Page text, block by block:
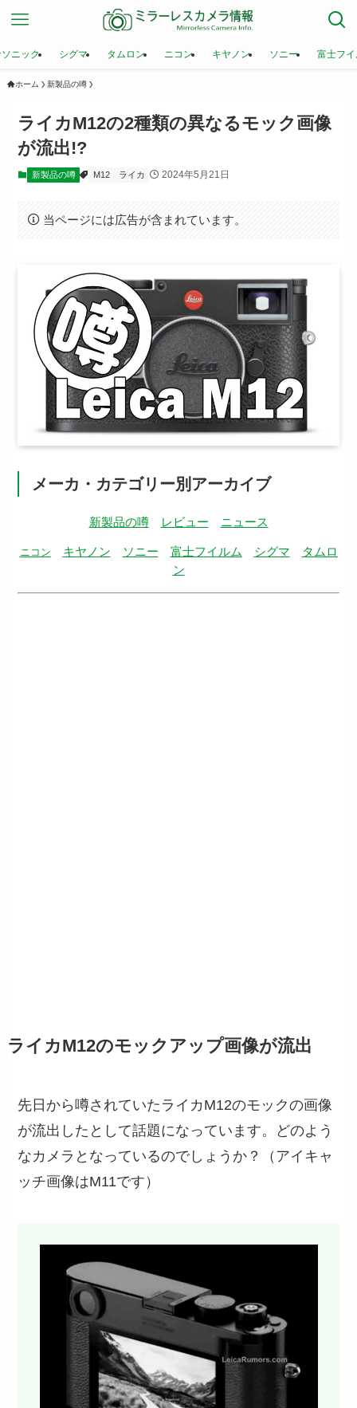
ニック シグマ タムロン ニコン キヤノン ソニー 富士フ
ホーム 新製品の噂
ライカM12の2種類の異なるモック画像
が流出!?
新製品の噂 M12 ライカ 2024年5月21日
当ページには広告が含まれています。
メーカ・カテゴリー別アーカイブ
新製品の噂 レビュー ニュース
ニコン キヤノン ソニー 富士フイルム シグマ
タムロ
ン
ライカM12のモックアップ画像が流出
先日から噂されていたライカM12のモックの画像
が流出したとして話題になっています。どのよう
なカメラとなっているのでしょうか？（アイキャ
ッチ画像はM11です）